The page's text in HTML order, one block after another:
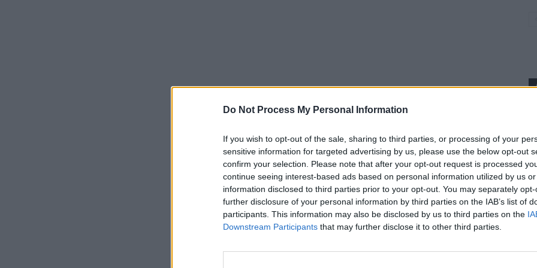
Do Not Process My Personal Information
If you wish to opt-out of the sale, sharing to third parties, or processing of your
sensitive information for targeted advertising by us, please use the below opt-out
confirm your selection. Please note that after your opt-out request is processed
continue seeing interest-based ads based on personal information utilized by us
information disclosed to third parties prior to your opt-out. You may separately
further disclosure of your personal information by third parties on the IAB’s list of
participants. This information may also be disclosed by us to third parties on the
Downstream Participants that may further disclose it to other third parties.